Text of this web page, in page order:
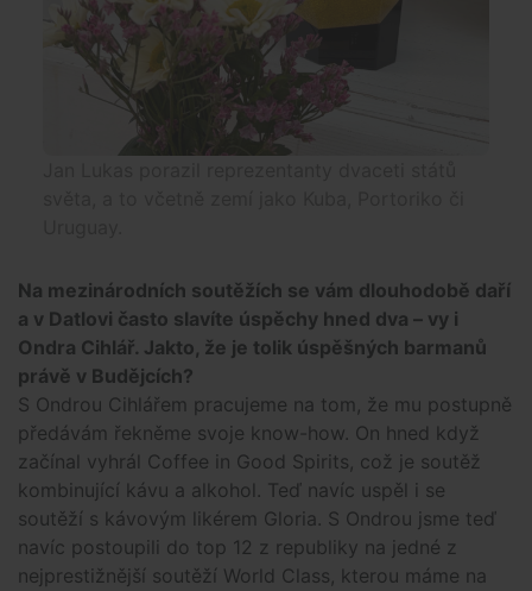
Na mezinárodních soutěžích se vám dlouhodobě daří
a v Datlovi často slavíte úspěchy hned dva – vy i
Ondra Cihlář. Jakto, že je tolik úspěšných barmanů
právě v Budějcích?
S Ondrou Cihlářem pracujeme na tom, že mu postupně
předávám řekněme svoje know-how. On hned když
začínal vyhrál Coffee in Good Spirits, což je soutěž
kombinující kávu a alkohol. Teď navíc uspěl i se
soutěží s kávovým likérem Gloria. S Ondrou jsme teď
navíc postoupili do top 12 z republiky na jedné z
nejprestižnější soutěží World Class, kterou máme na